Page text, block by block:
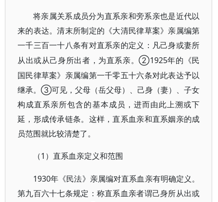
将亲属关系成员分为直系亲和旁系亲也是近代以
来的表达。清末所制定的《大清民律草案》亲属编第
一千三百一十八条有对直系亲的定义：凡己身或妻所
从出或从己身所出者，为直系亲。②1925年的《民
国民律草案》亲属编第一千零五十六条对此表达予以
继承。③可见，父母（岳父母）、己身（妻）、子女
构成直系亲所包含的基本成员，进而由此上溯或下
延，形成传承链条。这样，直系血亲和直系姻亲的成
员范围就比较清楚了。
（1）直系血亲定义和范围
1930年《民法》亲属编对直系血亲有明确定义。
第九百六十七条规定：称直系血亲者谓己身所从出或